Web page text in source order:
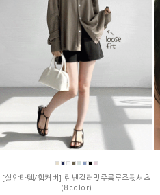
[살안타템/힙커버] 린넨컬러맞주름루즈핏셔츠
(8color)